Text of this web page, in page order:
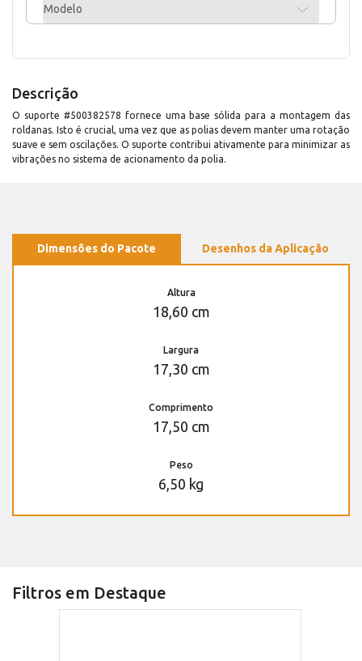
Modelo
Descrição
O suporte #500382578 fornece uma base sólida para a montagem das
roldanas. Isto é crucial, uma vez que as polias devem manter uma rotação
suave e sem oscilações. O suporte contribui ativamente para minimizar as
vibrações no sistema de acionamento da polia.
Dimensões do Pacote Desenhos da Aplicação
Altura
18,60 cm
Largura
17,30 cm
Comprimento
17,50 cm
Peso
6,50 kg
Filtros em Destaque